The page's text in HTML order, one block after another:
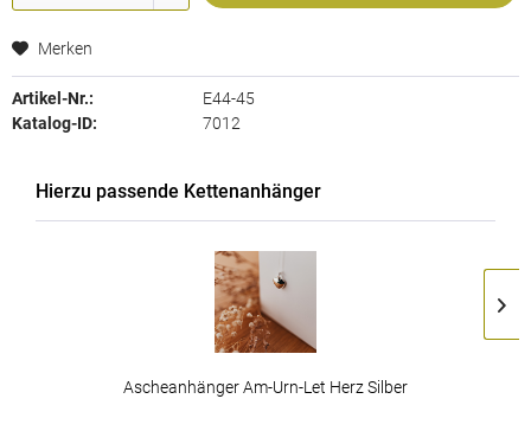
Merken
Artikel-Nr.:
E44-45
Katalog-ID:
7012
Hierzu passende Kettenanhänger
Ascheanhänger Am-Urn-Let Herz Silber